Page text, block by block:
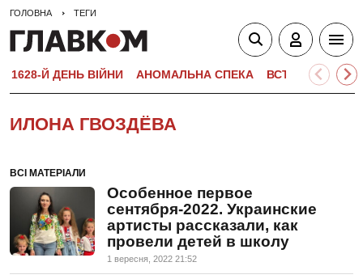
ГОЛОВНА ТЕГИ
1628-Й ДЕНЬ ВІЙНИ АНОМАЛЬНА СПЕКА ВСТУПНА
ИЛОНА ГВОЗДЁВА
ВСІ МАТЕРІАЛИ
Особенное первое
сентября-2022. Украинские
артисты рассказали, как
провели детей в школу
1 вересня, 2022 21:52